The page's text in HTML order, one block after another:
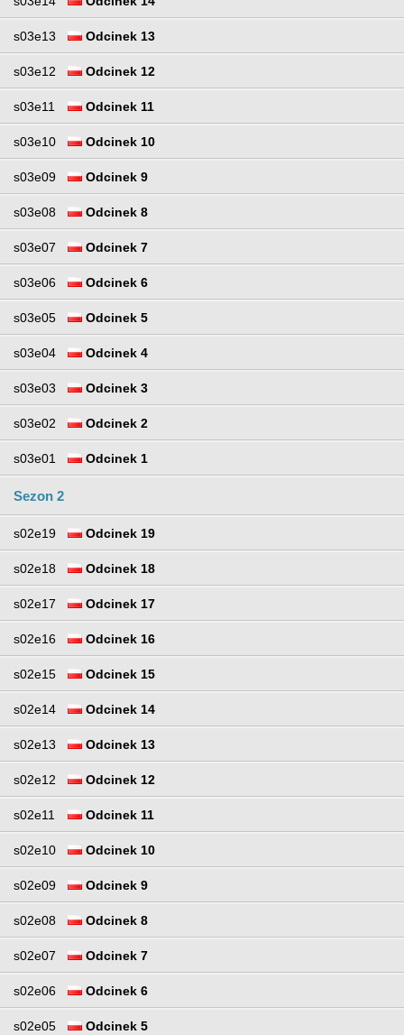
s03e13 Odcinek 13
s03e12 Odcinek 12
s03e11 Odcinek 11
s03e10 Odcinek 10
s03e09 Odcinek 9
s03e08 Odcinek 8
s03e07 Odcinek 7
s03e06 Odcinek 6
s03e05 Odcinek 5
s03e04 Odcinek 4
s03e03 Odcinek 3
s03e02 Odcinek 2
s03e01 Odcinek 1
Sezon 2
s02e19 Odcinek 19
s02e18 Odcinek 18
s02e17 Odcinek 17
s02e16 Odcinek 16
s02e15 Odcinek 15
s02e14 Odcinek 14
s02e13 Odcinek 13
s02e12 Odcinek 12
s02e11 Odcinek 11
s02e10 Odcinek 10
s02e09 Odcinek 9
s02e08 Odcinek 8
s02e07 Odcinek 7
s02e06 Odcinek 6
s02e05 Odcinek 5